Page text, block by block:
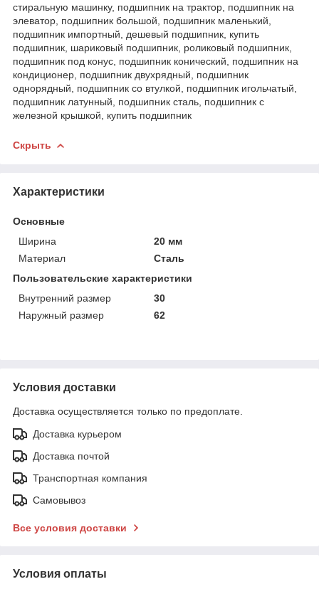
стиральную машинку, подшипник на трактор, подшипник на
элеватор, подшипник большой, подшипник маленький,
подшипник импортный, дешевый подшипник, купить
подшипник, шариковый подшипник, роликовый подшипник,
подшипник под конус, подшипник конический, подшипник на
кондиционер, подшипник двухрядный, подшипник
однорядный, подшипник со втулкой, подшипник игольчатый,
подшипник латунный, подшипник сталь, подшипник с
железной крышкой, купить подшипник
Скрыть
Характеристики
Основные
Ширина
20 мм
Материал
Сталь
Пользовательские характеристики
Внутренний размер
30
Наружный размер
62
Условия доставки
Доставка осуществляется только по предоплате.
Доставка курьером
Доставка почтой
Транспортная компания
Самовывоз
Все условия доставки
Условия оплаты